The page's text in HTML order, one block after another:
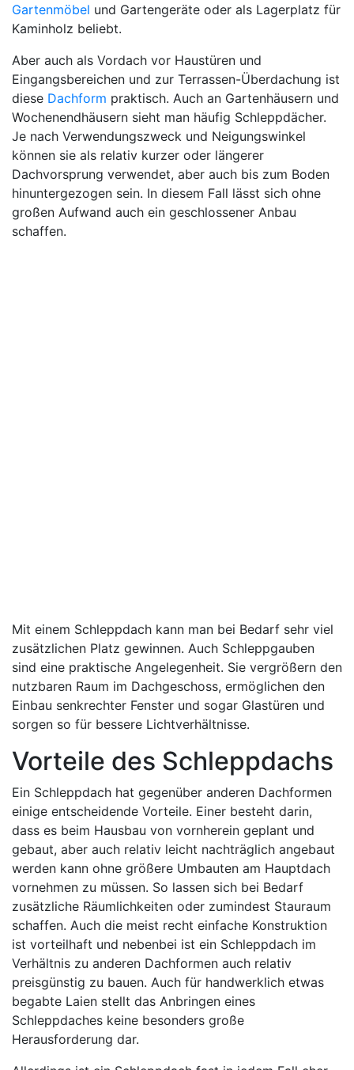
Gartenmöbel und Gartengeräte oder als Lagerplatz für
Kaminholz beliebt.
Aber auch als Vordach vor Haustüren und
Eingangsbereichen und zur Terrassen-Überdachung ist
diese Dachform praktisch. Auch an Gartenhäusern und
Wochenendhäusern sieht man häufig Schleppdächer.
Je nach Verwendungszweck und Neigungswinkel
können sie als relativ kurzer oder längerer
Dachvorsprung verwendet, aber auch bis zum Boden
hinuntergezogen sein. In diesem Fall lässt sich ohne
großen Aufwand auch ein geschlossener Anbau
schaffen.
Mit einem Schleppdach kann man bei Bedarf sehr viel
zusätzlichen Platz gewinnen. Auch Schleppgauben
sind eine praktische Angelegenheit. Sie vergrößern den
nutzbaren Raum im Dachgeschoss, ermöglichen den
Einbau senkrechter Fenster und sogar Glastüren und
sorgen so für bessere Lichtverhältnisse.
Vorteile des Schleppdachs
Ein Schleppdach hat gegenüber anderen Dachformen
einige entscheidende Vorteile. Einer besteht darin,
dass es beim Hausbau von vornherein geplant und
gebaut, aber auch relativ leicht nachträglich angebaut
werden kann ohne größere Umbauten am Hauptdach
vornehmen zu müssen. So lassen sich bei Bedarf
zusätzliche Räumlichkeiten oder zumindest Stauraum
schaffen. Auch die meist recht einfache Konstruktion
ist vorteilhaft und nebenbei ist ein Schleppdach im
Verhältnis zu anderen Dachformen auch relativ
preisgünstig zu bauen. Auch für handwerklich etwas
begabte Laien stellt das Anbringen eines
Schleppdaches keine besonders große
Herausforderung dar.